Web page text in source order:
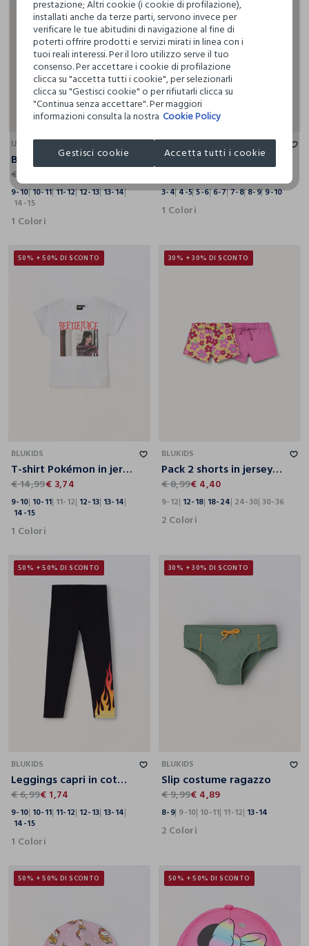
10-11 11-12 12-13 13-14 14-15
UPIM
Bomber varsity ragazzo
€ 39,99
9-10 10-11 11-12 12-13 13-14
14-15
1 Colori
3-4 4-5 5-6 6-7
BLUKIDS
3-4 4-5 5-6 6-7 7-8 8-9 9-10
1 Colori
50% + 50% DI SCONTO
BLUKIDS
T-shirt Pokémon in jersey di puro cotone ragazzo
€ 14,99€ 3,74
9-10 10-11 11-12 12-13 13-14
14-15
1 Colori
30% + 30% DI SCONTO
BLUKIDS
Pack 2 shorts in jersey di puro cotone bimba
€ 8,99€ 4,40
9-12 12-18 18-24 24-30 30-36
2 Colori
50% + 50% DI SCONTO
BLUKIDS
Leggings capri in cotone stretch ragazza
€ 6,99€ 1,74
9-10 10-11 11-12 12-13 13-14
14-15
1 Colori
30% + 30% DI SCONTO
BLUKIDS
Slip costume ragazzo
€ 9,99€ 4,89
8-9 9-10 10-11 11-12 13-14
2 Colori
50% + 50% DI SCONTO 50% + 50% DI SCONTO
prestazione; Altri cookie (i cookie di profilazione),
installati anche da terze parti, servono invece per
verificare le tue abitudini di navigazione al fine di
poterti offrire prodotti e servizi mirati in linea con i
tuoi reali interessi. Per il loro utilizzo serve il tuo
consenso. Per accettare i cookie di profilazione
clicca su "accetta tutti i cookie", per selezionarli
clicca su "Gestisci cookie" o per rifiutarli clicca su
"Continua senza accettare". Per maggiori
informazioni consulta la nostra Cookie Policy
Gestisci cookie Accetta tutti i cookie